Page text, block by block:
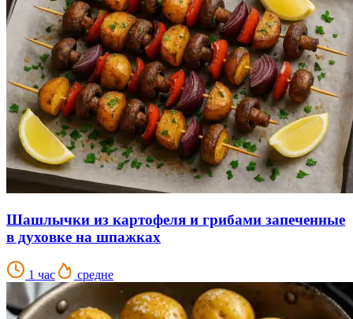
Шашлычки из картофеля и грибами запеченные
в духовке на шпажках
1 час средне